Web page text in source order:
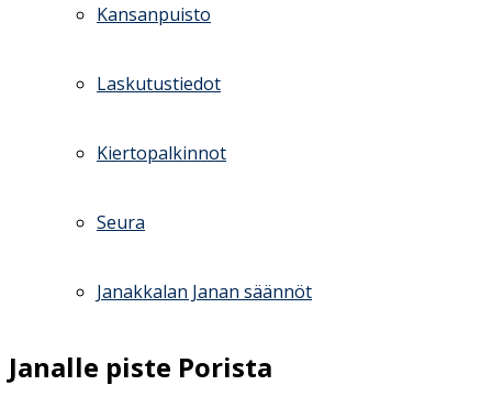
Kansanpuisto
Laskutustiedot
Kiertopalkinnot
Seura
Janakkalan Janan säännöt
Janalle piste Porista